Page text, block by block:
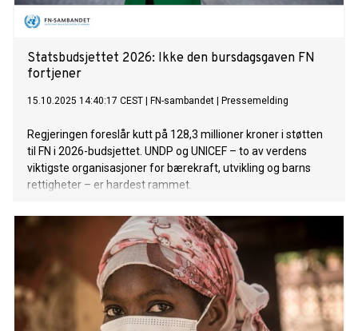
Statsbudsjettet 2026: Ikke den bursdagsgaven FN
fortjener
15.10.2025 14:40:17 CEST FN-sambandet Pressemelding
Regjeringen foreslår kutt på 128,3 millioner kroner i støtten
til FN i 2026-budsjettet. UNDP og UNICEF – to av verdens
viktigste organisasjoner for bærekraft, utvikling og barns
rettigheter – er hardest rammet.